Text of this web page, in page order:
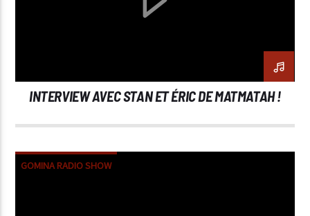
INTERVIEW AVEC STAN ET ÉRIC DE MATMATAH !
GOMINA RADIO SHOW